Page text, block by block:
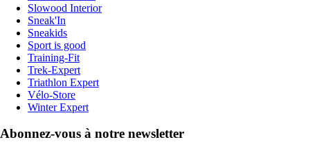
Slowood Interior
Sneak'In
Sneakids
Sport is good
Training-Fit
Trek-Expert
Triathlon Expert
Vélo-Store
Winter Expert
Abonnez-vous à notre newsletter